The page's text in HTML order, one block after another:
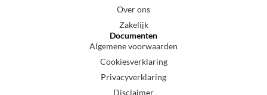
Over ons
Zakelijk
Documenten
Algemene voorwaarden
Cookiesverklaring
Privacyverklaring
Disclaimer